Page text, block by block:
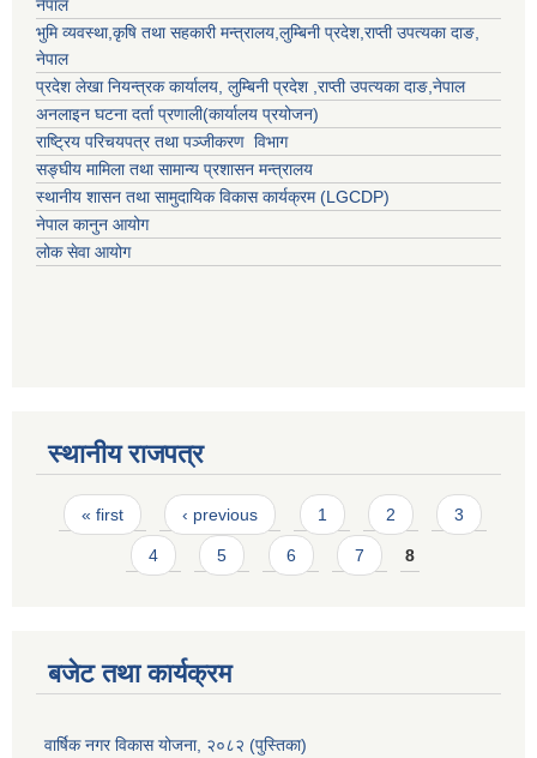
नेपाल
भुमि व्यवस्था,कृषि तथा सहकारी मन्त्रालय,लुम्बिनी प्रदेश,राप्ती उपत्यका दाङ,
नेपाल
प्रदेश लेखा नियन्त्रक कार्यालय, लुम्बिनी प्रदेश ,राप्ती उपत्यका दाङ,नेपाल
अनलाइन घटना दर्ता प्रणाली(कार्यालय प्रयोजन)
राष्ट्रिय परिचयपत्र तथा पञ्जीकरण विभाग
सङ्घीय मामिला तथा सामान्य प्रशासन मन्त्रालय
स्थानीय शासन तथा सामुदायिक विकास कार्यक्रम (LGCDP)
नेपाल कानुन आयोग
लोक सेवा आयोग
स्थानीय राजपत्र
Pages
« first ‹ previous 1 2 3
4 5 6 7 8
बजेट तथा कार्यक्रम
वार्षिक नगर विकास योजना, २०८२ (पुस्तिका)